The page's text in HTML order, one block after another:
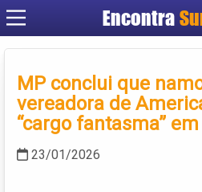
Encontra
Criar
MP conclui que
vereadora de
“cargo fantasma”
23/01/2026